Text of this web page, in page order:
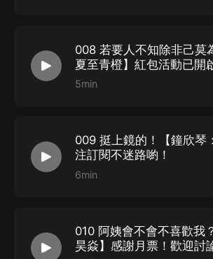
008 若要人不知除非己莫
夏至青橙】紅包活動已開
5min
009 挺上鏡的！【鐘欣琴
注訂閱不迷路喲！
6min
010 阿姨會不會不喜歡我
昊焱】感謝月票！歡迎討